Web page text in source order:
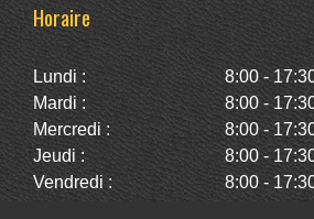
Horaire
Lundi :
8:00 -
Mardi :
8:00 -
Mercredi :
8:00 -
Jeudi :
8:00 -
Vendredi :
8:00 -